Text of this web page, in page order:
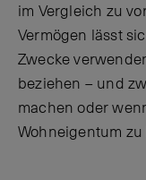
im Vergleich zu
Vermögen lässt
Zwecke
beziehen – und
machen oder
Wohneigentum zu